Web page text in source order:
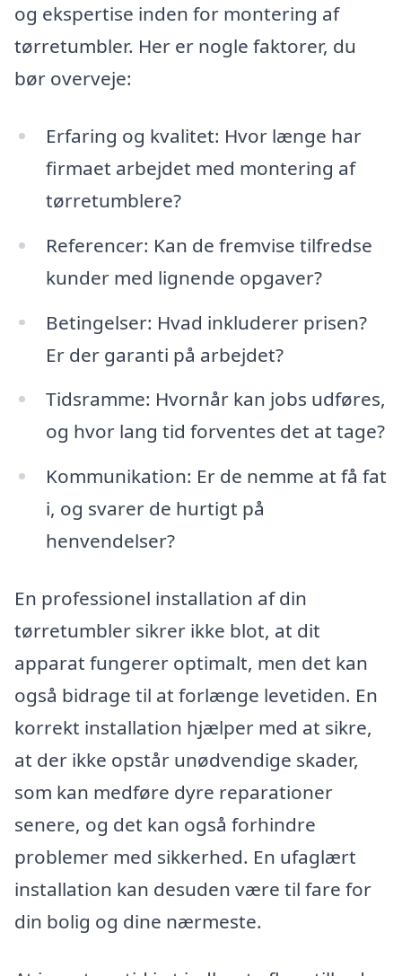
og ekspertise inden for montering af
tørretumbler. Her er nogle faktorer, du
bør overveje:
Erfaring og kvalitet: Hvor længe har
firmaet arbejdet med montering af
tørretumblere?
Referencer: Kan de fremvise tilfredse
kunder med lignende opgaver?
Betingelser: Hvad inkluderer prisen?
Er der garanti på arbejdet?
Tidsramme: Hvornår kan jobs udføres,
og hvor lang tid forventes det at tage?
Kommunikation: Er de nemme at få fat
i, og svarer de hurtigt på
henvendelser?
En professionel installation af din
tørretumbler sikrer ikke blot, at dit
apparat fungerer optimalt, men det kan
også bidrage til at forlænge levetiden. En
korrekt installation hjælper med at sikre,
at der ikke opstår unødvendige skader,
som kan medføre dyre reparationer
senere, og det kan også forhindre
problemer med sikkerhed. En ufaglært
installation kan desuden være til fare for
din bolig og dine nærmeste.